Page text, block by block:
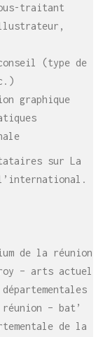
traitant
(type de
graphique
sur La
l’international.
de la réunion
– arts actuels
–
– bat’
de la